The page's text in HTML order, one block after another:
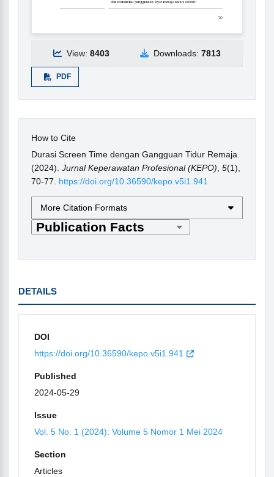
View: 8403 Downloads: 7813
PDF
How to Cite
Durasi Screen Time dengan Gangguan Tidur Remaja.
(2024). Jurnal Keperawatan Profesional (KEPO) 5(1),
70-77. https://doi.org/10.36590/kepo.v5i1.941
More Citation Formats
DETAILS
DOI
https://doi.org/10.36590/kepo.v5i1.941
Published
2024-05-29
Issue
Vol. 5 No. 1 (2024): Volume 5 Nomor 1 Mei 2024
Section
Articles